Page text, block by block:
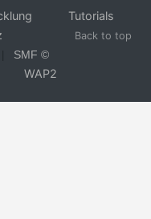
Tutorials
Back to top
SMF ©
WAP2